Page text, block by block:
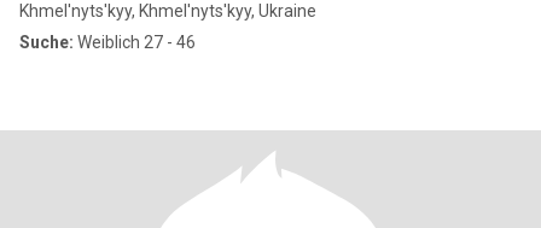
Khmel'nyts'kyy, Khmel'nyts'kyy, Ukraine
Suche: Weiblich 27 - 46